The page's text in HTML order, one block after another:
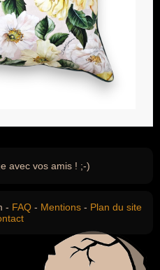
avec vos amis ! ;-)
- FAQ - Mentions - Plan du site